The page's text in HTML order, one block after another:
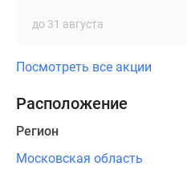
этажей.
проекта
в
три
до 31 августа
Посмотреть все акции
Расположение
Регион
Московская область